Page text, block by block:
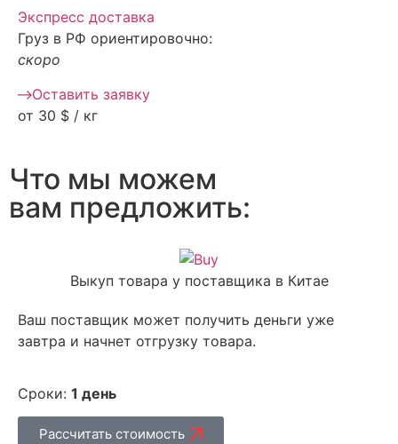
Экспресс доставка
Груз в РФ ориентировочно:
скоро
Оставить заявку
от 30 $ / кг
Что мы можем
вам предложить:
Выкуп товара у поставщика в Китае
Ваш поставщик может получить деньги уже
завтра и начнет отгрузку товара.
Сроки: 1 день
Рассчитать стоимость